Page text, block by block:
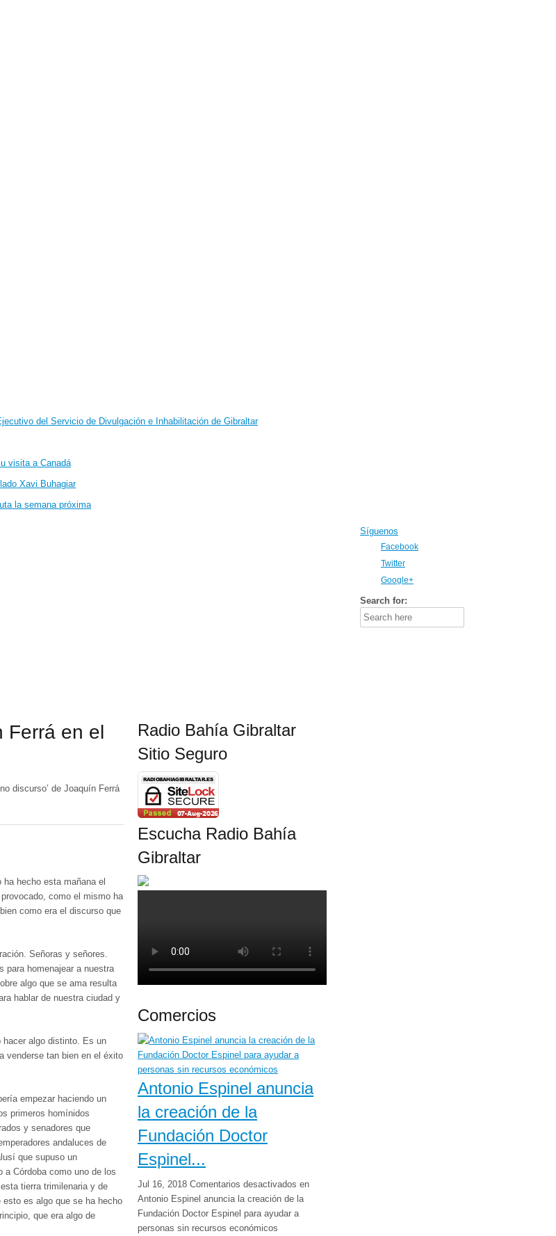
del Servicio de Divulgación e Inhabilitación de Gibraltar
visita a Canadá
Xavi Buhagiar
la semana próxima
Síguenos
Facebook
Twitter
Google+
Search for:
Ferrá en el
discurso’ de Joaquín Ferrá
hecho esta mañana el
como el mismo ha
como era el discurso que
Señoras y señores.
para homenajear a nuestra
algo que se ama resulta
hablar de nuestra ciudad y
hacer algo distinto. Es un
venderse tan bien en el éxito
empezar haciendo un
primeros homínidos
y senadores que
andaluces de
que supuso un
Córdoba como uno de los
tierra trimilenaria y de
es algo que se ha hecho
que era algo de
Radio Bahía Gibraltar
Sitio Seguro
Escucha Radio Bahía
Gibraltar
Comercios
Antonio Espinel anuncia
la creación de la
Fundación Doctor
Espinel...
Jul 16, 2018 Comentarios desactivados en
Antonio Espinel anuncia la creación de la
Fundación Doctor Espinel para ayudar a
personas sin recursos económicos